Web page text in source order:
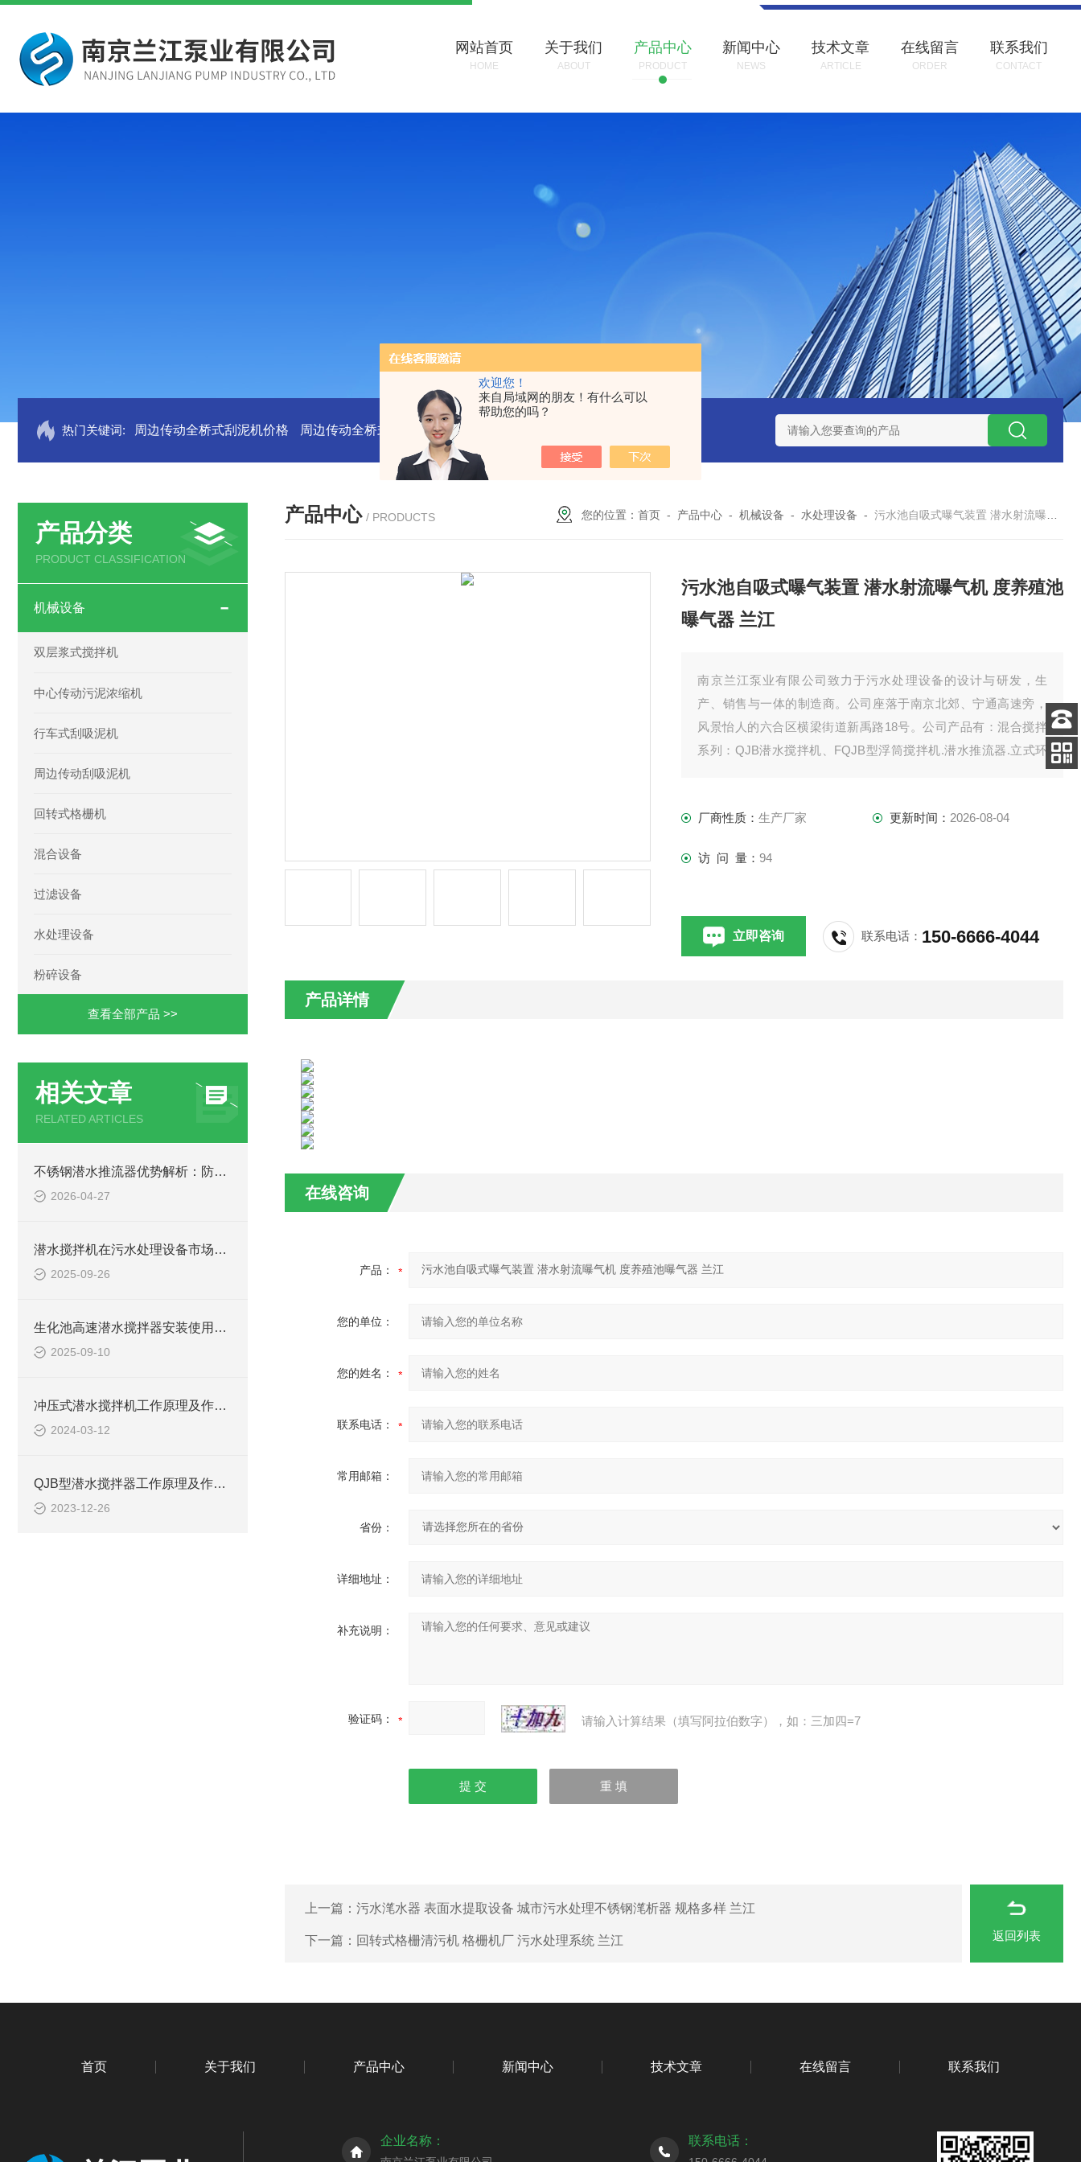
欢迎您！
来自局域网的朋友！有什么可以
帮助您的吗？
网站首页
HOME
关于我们
ABOUT
产品中心
PRODUCT
新闻中心
NEWS
技术文章
ARTICLE
在线留言
ORDER
联系我们
CONTACT
热门关键词: 周边传动全桥式刮泥机价格 周边传动全桥式刮泥机 周边传动半桥式刮泥机安装 周边传动半桥式刮泥机选型 周边传动半桥式刮泥机
产品分类
PRODUCT CLASSIFICATION
机械设备
双层浆式搅拌机
中心传动污泥浓缩机
行车式刮吸泥机
周边传动刮吸泥机
回转式格栅机
混合设备
过滤设备
水处理设备
粉碎设备
查看全部产品 >>
相关文章
RELATED ARTICLES
不锈钢潜水推流器优势解析：防腐耐用污水处理设备
2026-04-27
潜水搅拌机在污水处理设备市场的发展及产品优势
2025-09-26
生化池高速潜水搅拌器安装使用方法
2025-09-10
冲压式潜水搅拌机工作原理及作用特点、安装结构图
2024-03-12
QJB型潜水搅拌器工作原理及作用、安装系统CAD结构图
2023-12-26
产品中心 / PRODUCTS 您的位置：首页 - 产品中心 -机械设备 - 水处理设备 -污水池自吸式曝气装置 潜水射流曝气机 度养殖池曝气器 兰江
污水池自吸式曝气装置 潜水射流曝气机 度养殖池
曝气器 兰江
南京兰江泵业有限公司致力于污水处理设备的设计与研发，生
产、销售与一体的制造商。公司座落于南京北郊、宁通高速旁，
风景怡人的六合区横梁街道新禹路18号。公司产品有：混合搅拌
系列：QJB潜水搅拌机、FQJB型浮筒搅拌机.潜水推流器.立式环
厂商性质：生产厂家 更新时间： 2026-08-04
访 问 量：94
立即咨询 联系电话： 150-6666-4044
产品详情
在线咨询
产品：
您的单位：
您的姓名：
联系电话：
常用邮箱：
省份：
详细地址：
补充说明：
验证码： 请输入计算结果（填写阿拉伯数字），如：三加四=7
上一篇： 污水滗水器 表面水提取设备 城市污水处理不锈钢滗析器 规格多样 兰江
下一篇： 回转式格栅清污机 格栅机厂 污水处理系统 兰江 返回列表
首页 关于我们 产品中心 新闻中心 技术文章 在线留言 联系我们
企业名称： 联系电话：
客服
电话